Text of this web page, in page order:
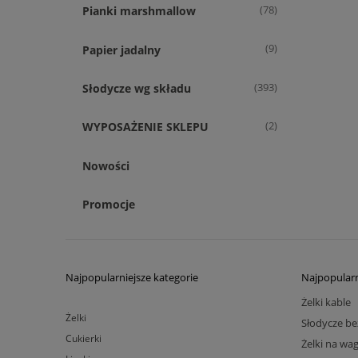
Pianki marshmallow (78)
Papier jadalny (9)
Słodycze wg składu (393)
WYPOSAŻENIE SKLEPU (2)
Nowości
Promocje
Najpopularniejsze kategorie
Żelki
Cukierki
Żelki kable
Słodycze
Żelki na